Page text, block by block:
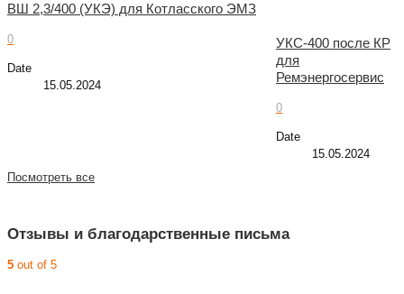
ВШ 2,3/400 (УКЭ) для Котласского ЭМЗ
0
Date
15.05.2024
УКС-400 после КР
для
Ремэнергосервис
0
Date
15.05.2024
Посмотреть все
Отзывы и благодарственные письма
5 out of 5